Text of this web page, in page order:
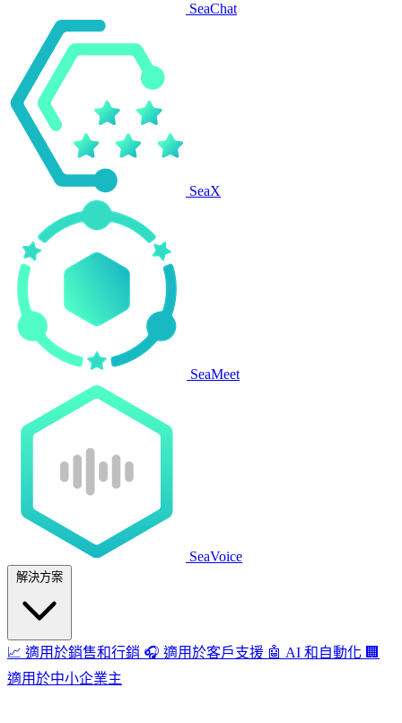
SeaChat
SeaX
SeaMeet
SeaVoice
解決方案
📈 適用於銷售和行銷 🎧 適用於客戶支援 🤖 AI 和自動化 🏢
適用於中小企業主